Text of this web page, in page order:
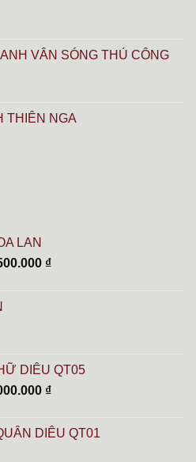
VÂN SÓNG THỦ CÔNG
THIÊN NGA
LAN
₫.
₫Giá
DIÊU QT05
₫.
₫Giá
tại
là:
DIÊU QT01